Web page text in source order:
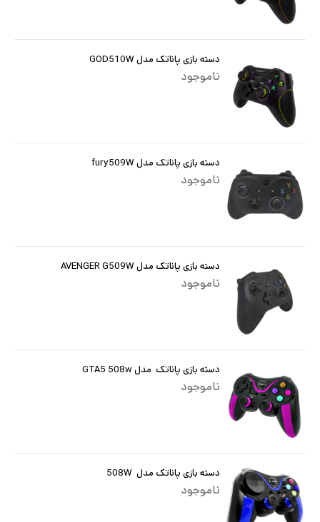
دسته بازی پاناتک مدل GOD510W
ناموجود
دسته بازی پاناتک مدل fury509W
ناموجود
دسته بازی پاناتک مدل AVENGER G509W
ناموجود
دسته بازی پاناتک مدل GTA5 508w
ناموجود
دسته بازی پاناتک مدل 508W
ناموجود